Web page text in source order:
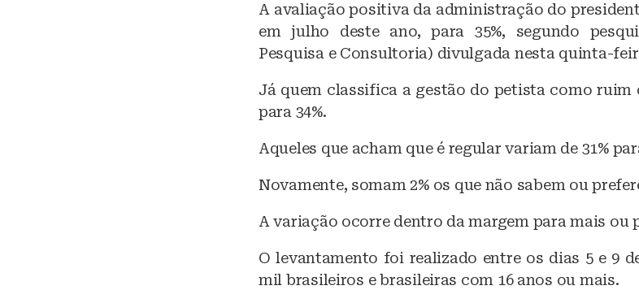
e
s
k
y
c
e
o
k
at
s
p
A avaliação positiva da administração do
em julho deste ano, para 35%, segundo
Pesquisa e Consultoria) divulgada nesta quinta-
Já quem classifica a gestão do petista como ruim
para 34%.
Aqueles que acham que é regular variam de 31%
Novamente, somam 2% os que não sabem ou
A variação ocorre dentro da margem para mais ou
O levantamento foi realizado entre os dias 5 e 9
mil brasileiros e brasileiras com 16 anos ou mais.